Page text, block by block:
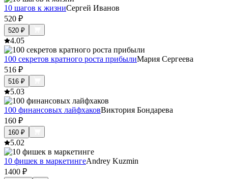
10 шагов к жизниСергей Иванов
520 ₽
520 ₽
4.05
100 секретов кратного роста прибылиМария Сергеева
516 ₽
516 ₽
5.03
100 финансовых лайфхаковВиктория Бондарева
160 ₽
160 ₽
5.02
10 фишек в маркетингеAndrey Kuzmin
1400 ₽